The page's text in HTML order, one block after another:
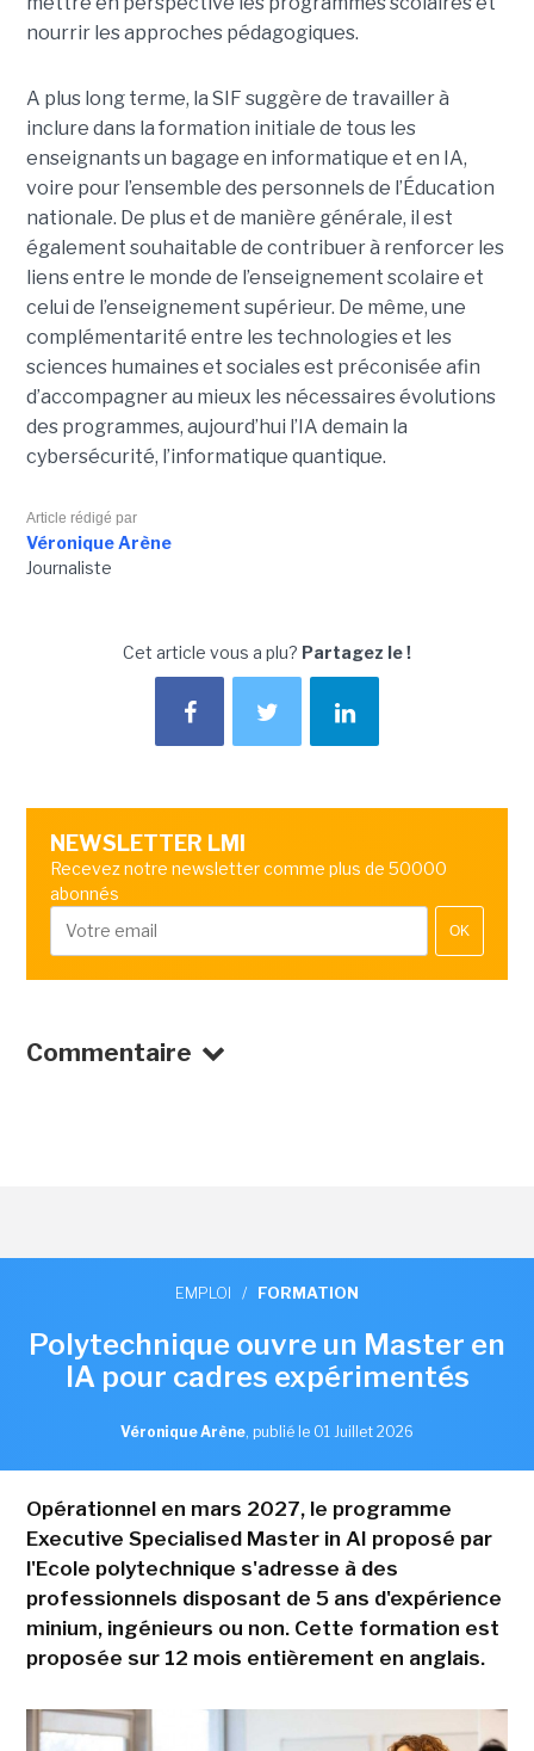
nourrir les approches pédagogiques.
A plus long terme, la SIF suggère de travailler à
inclure dans la formation initiale de tous les
enseignants un bagage en informatique et en IA,
voire pour l’ensemble des personnels de l’Éducation
nationale. De plus et de manière générale, il est
également souhaitable de contribuer à renforcer les
liens entre le monde de l’enseignement scolaire et
celui de l’enseignement supérieur. De même, une
complémentarité entre les technologies et les
sciences humaines et sociales est préconisée afin
d’accompagner au mieux les nécessaires évolutions
des programmes, aujourd’hui l’IA demain la
cybersécurité, l’informatique quantique.
Article rédigé par
Véronique Arène
Journaliste
Cet article vous a plu? Partagez le !
NEWSLETTER LMI
Recevez notre newsletter comme plus de 50000
abonnés
OK
Commentaire
EMPLOI / FORMATION
Polytechnique ouvre un Master en
IA pour cadres expérimentés
Véronique Arène, publié le 01 Juillet 2026
Opérationnel en mars 2027, le programme
Executive Specialised Master in AI proposé par
l'Ecole polytechnique s'adresse à des
professionnels disposant de 5 ans d'expérience
minium, ingénieurs ou non. Cette formation est
proposée sur 12 mois entièrement en anglais.